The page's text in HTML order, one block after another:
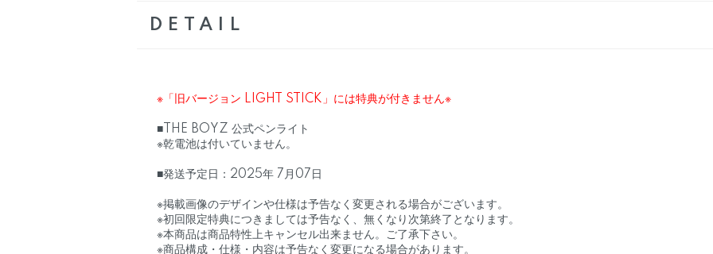
DETAIL
※「旧バージョン LIGHT STICK」には特典が付きません※
■THE BOYZ 公式ペンライト
※乾電池は付いていません。
■発送予定日：2025年 7月07日
※掲載画像のデザインや仕様は予告なく変更される場合がございます。
※初回限定特典につきましては予告なく、無くなり次第終了となります。
※本商品は商品特性上キャンセル出来ません。ご了承下さい。
※商品構成・仕様・内容は予告なく変更になる場合があります。